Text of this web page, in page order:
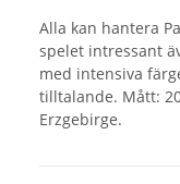
Alla kan hantera
spelet intressant
med intensiva
tilltalande. Mått:
Erzgebirge.